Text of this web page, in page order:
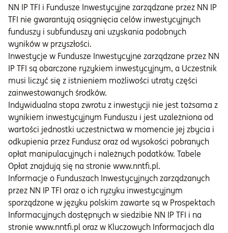
NN IP TFI i Fundusze Inwestycyjne zarządzane przez NN IP
TFI nie gwarantują osiągnięcia celów inwestycyjnych
funduszy i subfunduszy ani uzyskania podobnych
wyników w przyszłości.
Inwestycje w Fundusze Inwestycyjne zarządzane przez NN
IP TFI są obarczone ryzykiem inwestycyjnym, a Uczestnik
musi liczyć się z istnieniem możliwości utraty części
zainwestowanych środków.
Indywidualna stopa zwrotu z inwestycji nie jest tożsama z
wynikiem inwestycyjnym Funduszu i jest uzależniona od
wartości jednostki uczestnictwa w momencie jej zbycia i
odkupienia przez Fundusz oraz od wysokości pobranych
opłat manipulacyjnych i należnych podatków. Tabele
Opłat znajdują się na stronie www.nntfi.pl.
Informacje o Funduszach Inwestycyjnych zarządzanych
przez NN IP TFI oraz o ich ryzyku inwestycyjnym
sporządzone w języku polskim zawarte są w Prospektach
Informacyjnych dostępnych w siedzibie NN IP TFI i na
stronie www.nntfi.pl oraz w Kluczowych Informacjach dla